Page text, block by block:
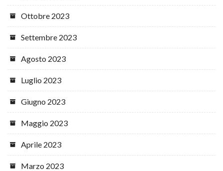
Ottobre 2023
Settembre 2023
Agosto 2023
Luglio 2023
Giugno 2023
Maggio 2023
Aprile 2023
Marzo 2023